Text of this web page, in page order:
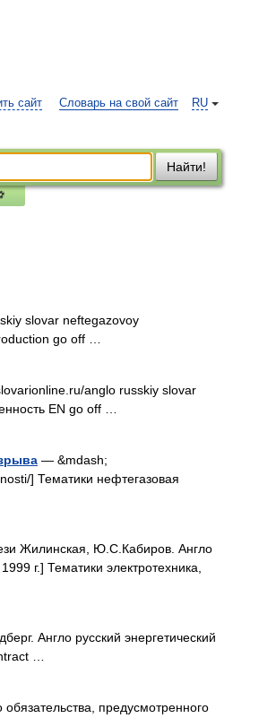
RU
сайт Словарь на свой сайт
Найти!
slovar neftegazovoy
go off …
anglo russkiy slovar
EN go off …
— &mdash;
] Тематики нефтегазовая
Жилинская, Ю.С.Кабиров. Англо
г.] Тематики электротехника,
Англо русский энергетический
…
предусмотренного